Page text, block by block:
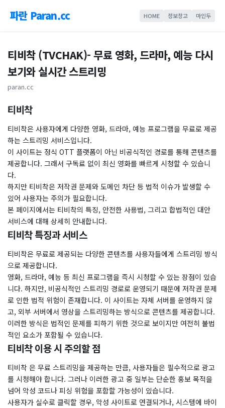
파란 Paran.cc HOME 정보창고 마인두
티비착 (TVCHAK)- 무료 영화, 드라마, 예능 다시
보기와 실시간 스트리밍
paran.cc
티비착
티비착은 사용자에게 다양한 영화, 드라마, 예능 프로그램을 무료로 제공
하는 스트리밍 서비스입니다.
이 사이트는 정식 OTT 플랫폼이 아닌 비공식적인 경로를 통해 콘텐츠를
제공합니다. 그래서 구독료 없이 최신 영화를 빠르게 시청할 수 있습니
다.
하지만 티비착은 저작권 문제와 도메인 차단 등 법적 이슈가 발생할 수
있어 사용자는 주의가 필요합니다.
본 페이지에서는 티비착의 특징, 안전한 사용법, 그리고 합법적인 대안
서비스에 대해 상세히 안내합니다.
티비착 특징과 서비스
티비착은 무료로 제공되는 다양한 콘텐츠를 사용자들에게 스트리밍 방식
으로 제공합니다.
영화, 드라마, 예능 등 최신 프로그램을 즉시 시청할 수 있는 장점이 있습
니다. 하지만, 비공식적인 스트리밍 경로로 운영되기 때문에 저작권 문제
로 인한 법적 위험이 존재합니다. 이 사이트는 자체 서버를 운영하지 않
고, 외부 서버에서 영상을 스트리밍하는 방식으로 콘텐츠를 제공합니다.
이러한 방식은 법적인 문제를 피하기 위한 것으로 보이지만 여전히 불법
적인 요소가 포함될 수 있습니다.
티비착 이용 시 주의할 점
티비착 은 무료 스트리밍을 제공하는 만큼, 사용자들은 필수적으로 광고
를 시청해야 합니다. 그러나 이러한 광고 중 일부는 단순한 홍보 목적을
넘어 악성 코드나 피싱 위험을 포함할 가능성이 있습니다.
사용자가 실수로 클릭할 경우, 악성 사이트로 연결되거나, 시스템에 바이